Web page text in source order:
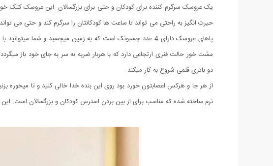
یک عروسک سرگرم کننده برای کودکان و حتی برای بزرگسالان. این عروسک کتک
حیرت انگیز به راحتی می تواند تا ساعت ها کودکانتان را سرگرم کند و حتی
پاهای عروسک دارای 4 عدد چسبونک است که به زمین میچسبد
دو باتری قلمی شروع به کار میکند.
نرم ساخته شده که مناسب برای از بین بردن استرس کودکان و بزرگسالان است.